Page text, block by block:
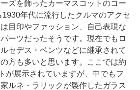
ズを飾ったカーマスコットのコー
年代に流行したクルマのアクセ
目印やファッション、自己表現な
ーツだったそうです。現在でもロ
セデス・ベンツなどに継承されて
方も多いと思います。ここでは約
が展示されていますが、中でもフ
ルネ・ラリックが製作したガラス